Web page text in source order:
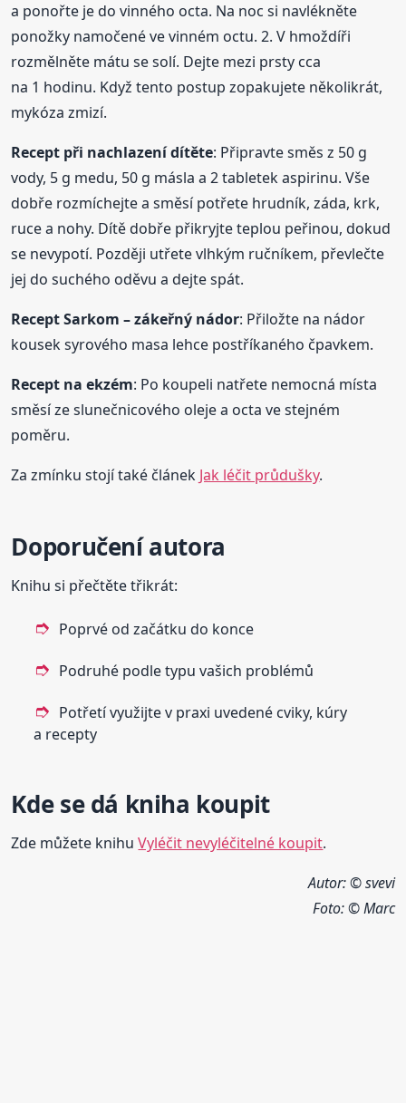
a ponořte je do vinného octa. Na noc si navlékněte
ponožky namočené ve vinném octu. 2. V hmoždíři
rozmělněte mátu se solí. Dejte mezi prsty cca
na 1 hodinu. Když tento postup zopakujete několikrát,
mykóza zmizí.
Recept při nachlazení dítěte: Připravte směs z 50 g
vody, 5 g medu, 50 g másla a 2 tabletek aspirinu. Vše
dobře rozmíchejte a směsí potřete hrudník, záda, krk,
ruce a nohy. Dítě dobře přikryjte teplou peřinou, dokud
se nevypotí. Později utřete vlhkým ručníkem, převlečte
jej do suchého oděvu a dejte spát.
Recept Sarkom – zákeřný nádor: Přiložte na nádor
kousek syrového masa lehce postříkaného čpavkem.
Recept na ekzém: Po koupeli natřete nemocná místa
směsí ze slunečnicového oleje a octa ve stejném
poměru.
Za zmínku stojí také článek Jak léčit průdušky.
Doporučení autora
Knihu si přečtěte třikrát:
Poprvé od začátku do konce
Podruhé podle typu vašich problémů
Potřetí využijte v praxi uvedené cviky, kúry
a recepty
Kde se dá kniha koupit
Zde můžete knihuVyléčit nevyléčitelné koupit.
Autor: © svevi
Foto:© Marc